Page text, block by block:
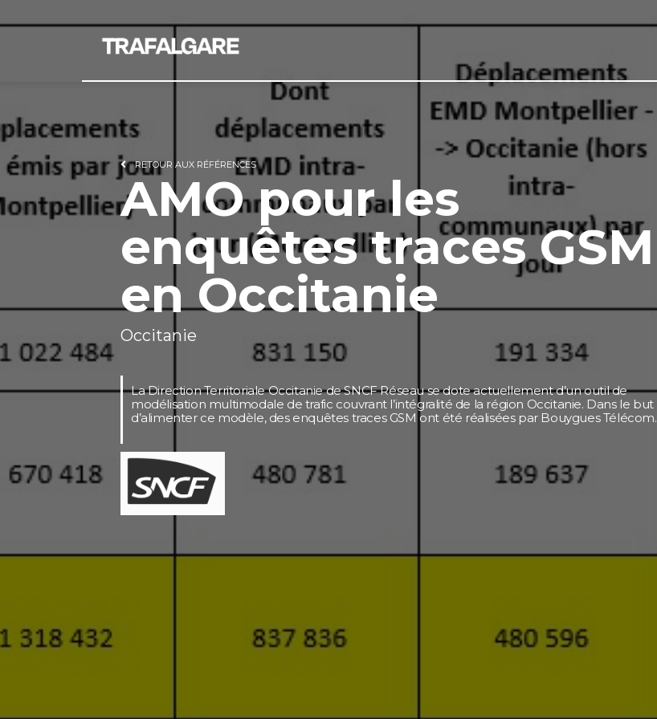
RETOUR AUX RÉFÉRENCES
AMO pour les
enquêtes traces GSM
en Occitanie
Occitanie
La Direction Territoriale Occitanie de SNCF Réseau se dote actuellement d’un outil de
modélisation multimodale de trafic couvrant l’intégralité de la région Occitanie. Dans le but
d’alimenter ce modèle, des enquêtes traces GSM ont été réalisées par Bouygues Télécom.